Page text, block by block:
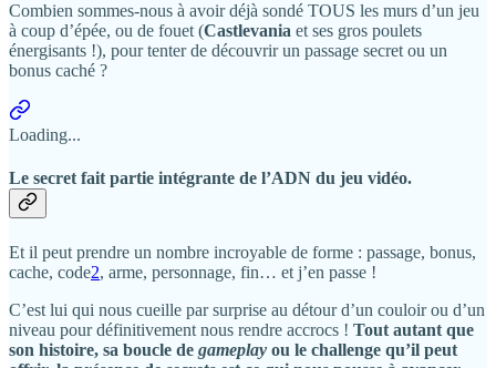
Combien sommes-nous à avoir déjà sondé TOUS les murs d’un jeu
à coup d’épée, ou de fouet (Castlevania et ses gros poulets
énergisants !), pour tenter de découvrir un passage secret ou un
bonus caché ?
Loading...
Le secret fait partie intégrante de l’ADN du jeu vidéo.
Et il peut prendre un nombre incroyable de forme : passage, bonus,
cache, code2, arme, personnage, fin… et j’en passe !
C’est lui qui nous cueille par surprise au détour d’un couloir ou d’un
niveau pour définitivement nous rendre accrocs ! Tout autant que
son histoire, sa boucle de gameplay ou le challenge qu’il peut